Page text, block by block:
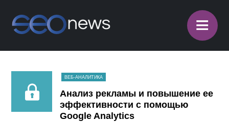
≡
ВЕБ-АНАЛИТИКА
Анализ рекламы и повышение ее
эффективности с помощью
Google Analytics